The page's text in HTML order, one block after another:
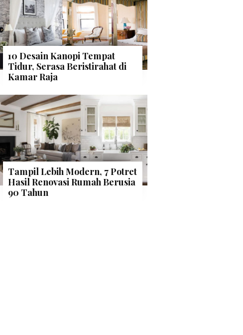
10 Desain Kanopi Tempat
Tidur, Serasa Beristirahat di
Kamar Raja
Tampil Lebih Modern, 7 Potret
Hasil Renovasi Rumah Berusia
90 Tahun